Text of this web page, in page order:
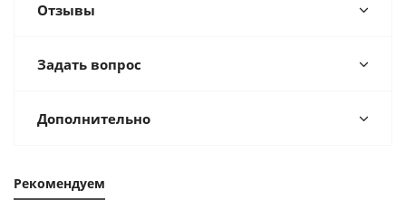
Отзывы
Задать вопрос
Дополнительно
Рекомендуем